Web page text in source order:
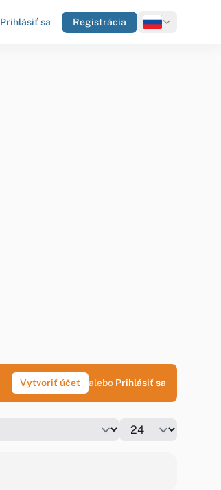
Prihlásiť sa Registrácia
Vytvoriť účet alebo Prihlásiť sa